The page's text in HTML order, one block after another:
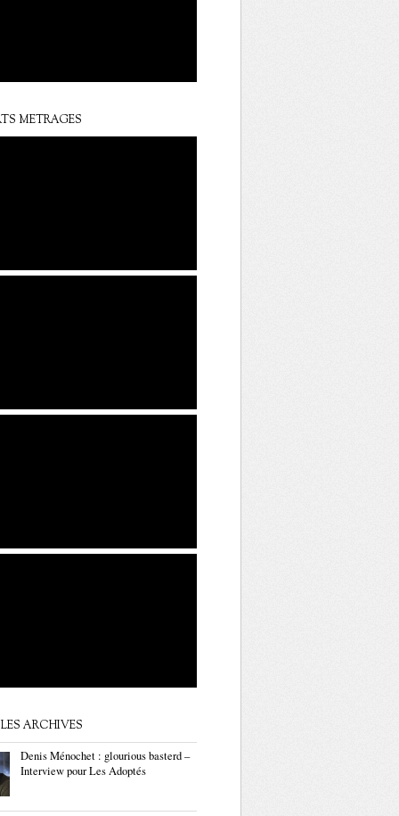
METRAGES
ARCHIVES
Denis Ménochet : glourious basterd –
Interview pour Les Adoptés